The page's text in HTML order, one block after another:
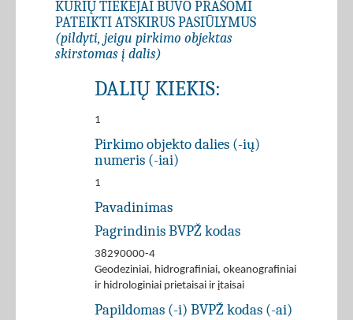
KURIŲ TIEKĖJAI BUVO PRAŠOMI
PATEIKTI ATSKIRUS PASIŪLYMUS
(pildyti, jeigu pirkimo objektas
skirstomas į dalis)
DALIŲ KIEKIS:
1
Pirkimo objekto dalies (-ių)
numeris (-iai)
1
Pavadinimas
Pagrindinis BVPŽ kodas
38290000-4
Geodeziniai, hidrografiniai, okeanografiniai
ir hidrologiniai prietaisai ir įtaisai
Papildomas (-i) BVPŽ kodas (-ai)